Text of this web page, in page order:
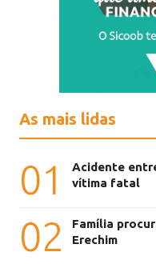
As mais lidas
01
Acidente
vítima fatal
02
Família
Erechim